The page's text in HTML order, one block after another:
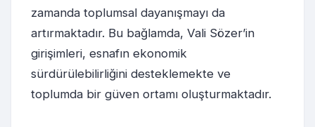
zamanda toplumsal dayanışmayı da
artırmaktadır. Bu bağlamda, Vali Sözer’in
girişimleri, esnafın ekonomik
sürdürülebilirliğini desteklemekte ve
toplumda bir güven ortamı oluşturmaktadır.